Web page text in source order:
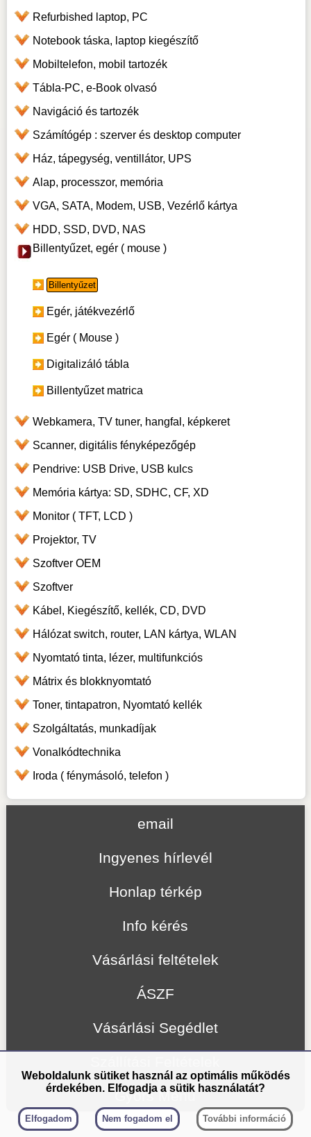
Refurbished laptop, PC
Notebook táska, laptop kiegészítő
Mobiltelefon, mobil tartozék
Tábla-PC, e-Book olvasó
Navigáció és tartozék
Számítógép : szerver és desktop computer
Ház, tápegység, ventillátor, UPS
Alap, processzor, memória
VGA, SATA, Modem, USB, Vezérlő kártya
HDD, SSD, DVD, NAS
Billentyűzet, egér ( mouse )
Billentyűzet
Egér, játékvezérlő
Egér ( Mouse )
Digitalizáló tábla
Billentyűzet matrica
Webkamera, TV tuner, hangfal, képkeret
Scanner, digitális fényképezőgép
Pendrive: USB Drive, USB kulcs
Memória kártya: SD, SDHC, CF, XD
Monitor ( TFT, LCD )
Projektor, TV
Szoftver OEM
Szoftver
Kábel, Kiegészítő, kellék, CD, DVD
Hálózat switch, router, LAN kártya, WLAN
Nyomtató tinta, lézer, multifunkciós
Mátrix és blokknyomtató
Toner, tintapatron, Nyomtató kellék
Szolgáltatás, munkadíjak
Vonalkódtechnika
Iroda ( fénymásoló, telefon )
email
Ingyenes hírlevél
Honlap térkép
Info kérés
Vásárlási feltételek
ÁSZF
Vásárlási Segédlet
Gyors Menü
Weboldalunk sütiket használ az optimális működés
érdekében. Elfogadja a sütik használatát?
Elfogadom Nem fogadom el További információ